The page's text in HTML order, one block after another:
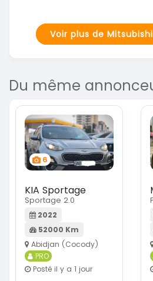
Voir plus de
Du même
6
KIA Sportage
Sportage 2.0
2022
52000 Km
Abidjan (Cocody)
PRO
Posté il y a 1 jour